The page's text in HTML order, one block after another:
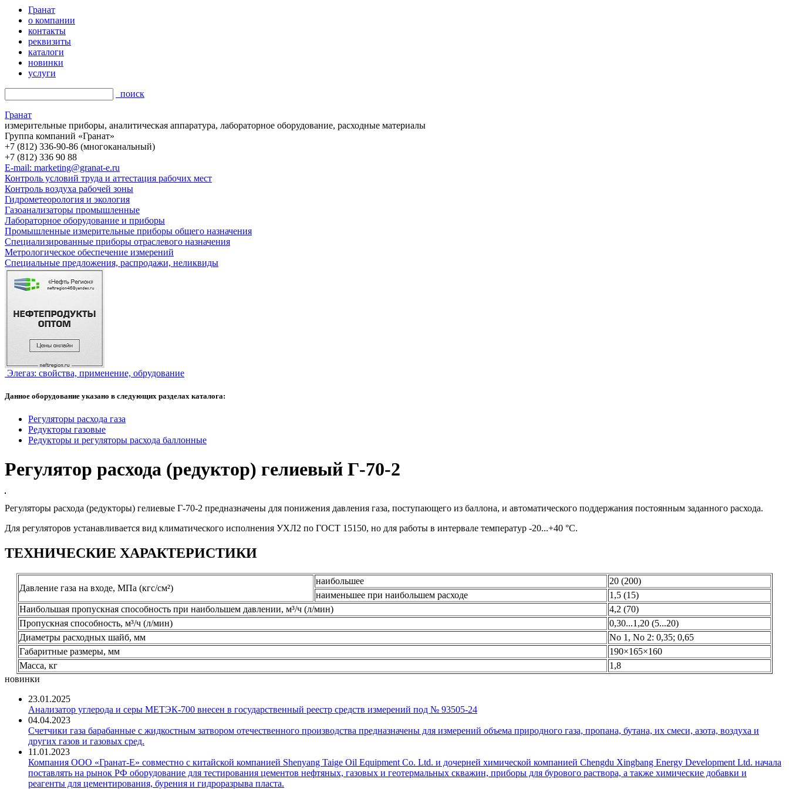
Гранат
о компании
контакты
реквизиты
каталоги
новинки
услуги
поиск
Гранат
измерительные приборы, аналитическая аппаратура, лабораторное оборудование, расходные материалы
Группа компаний «Гранат»
+7 (812) 336-90-86 (многоканальный)
+7 (812) 336 90 88
E-mail: marketing@granat-e.ru
Контроль условий труда и аттестация рабочих мест
Контроль воздуха рабочей зоны
Гидрометеорология и экология
Газоанализаторы промышленные
Лабораторное оборудование и приборы
Промышленные измерительные приборы общего назначения
Специализированные приборы отраслевого назначения
Метрологическое обеспечение измерений
Специальные предложения, распродажи, неликвиды
Элегаз: свойства, применение, обрудование
Данное оборудование указано в следующих разделах каталога:
Регуляторы расхода газа
Редукторы газовые
Редукторы и регуляторы расхода баллонные
Регулятор расхода (редуктор) гелиевый Г-70-2
Регуляторы расхода (редукторы) гелиевые Г-70-2 предназначены для понижения давления газа, поступающего из баллона, и автоматического поддержания постоянным заданного расхода.
Для регуляторов устанавливается вид климатического исполнения УХЛ2 по ГОСТ 15150, но для работы в интервале температур -20...+40 °С.
ТЕХНИЧЕСКИЕ ХАРАКТЕРИСТИКИ
Давление газа на входе, МПа (кгс/см²)
наибольшее
20 (200)
наименьшее при наибольшем расходе
1,5 (15)
Наибольшая пропускная способность при наибольшем давлении, м³/ч (л/мин)
4,2 (70)
Пропускная способность, м³/ч (л/мин)
0,30...1,20 (5...20)
Диаметры расходных шайб, мм
No 1, No 2: 0,35; 0,65
Габаритные размеры, мм
190×165×160
Масса, кг
1,8
новинки
23.01.2025
Анализатор углерода и серы МЕТЭК-700 внесен в государственный реестр средств измерений под № 93505-24
04.04.2023
Счетчики газа барабанные с жидкостным затвором отечественного производства предназначены для измерений объема природного газа, пропана, бутана, их смеси, азота, воздуха и
других газов и газовых сред.
11.01.2023
Компания ООО «Гранат-Е» совместно с китайской компанией Shenyang Taige Oil Equipment Co. Ltd. и дочерней химической компанией Chengdu Xingbang Energy Development Ltd. начала
поставлять на рынок РФ оборудование для тестирования цементов нефтяных, газовых и геотермальных скважин, приборы для бурового раствора, а также химические добавки и
реагенты для цементирования, бурения и гидроразрыва пласта.